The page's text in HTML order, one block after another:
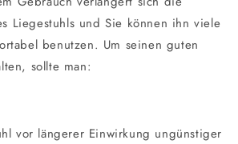
Liegestuhls und Sie können ihn viele
benutzen. Um seinen guten
sollte man:
vor längerer Einwirkung ungünstiger